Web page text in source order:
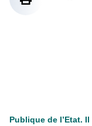
Publique de l’Etat. Il